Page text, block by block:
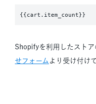
{{cart.item_count}}
Shopifyを利用したスト
せフォーム より受け付け